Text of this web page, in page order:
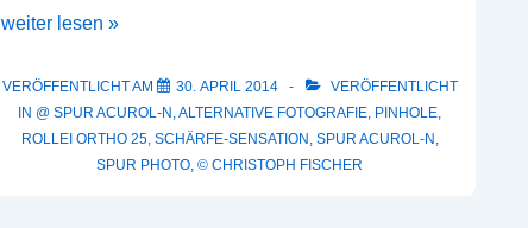
Beispielbild:
Ortho
25
weiter lesen »
VERÖFFENTLICHT AM 30. APRIL 2014
VERÖFFENTLICHT
IN @ SPUR ACUROL-N ,ALTERNATIVE FOTOGRAFIE, PINHOLE,
ROLLEI ORTHO 25, SCHÄRFE-SENSATION , SPUR ACUROL-N ,
SPUR PHOTO,© CHRISTOPH FISCHER